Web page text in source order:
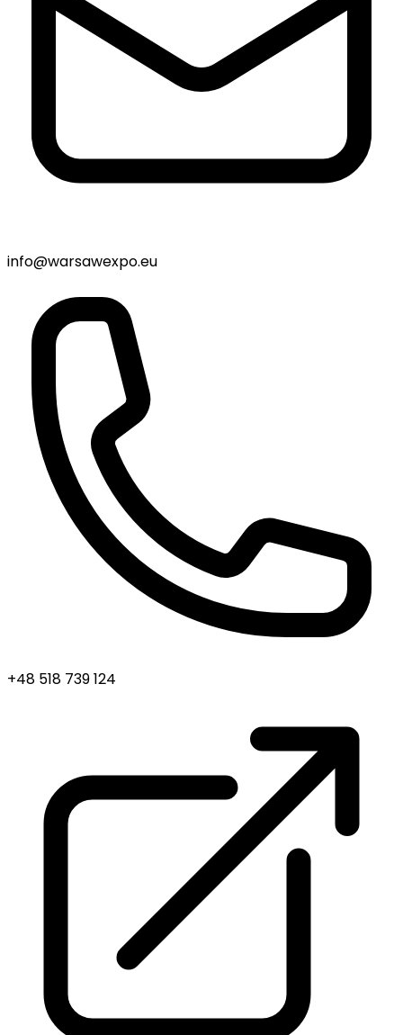
info@warsawexpo.eu
+48 518 739 124